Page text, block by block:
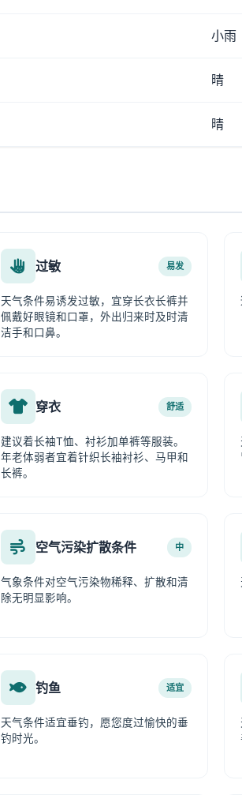
小雨
晴
晴
过敏 易发
天气条件易诱发过敏，宜穿长衣长裤并
佩戴好眼镜和口罩，外出归来时及时清
洁手和口鼻。
穿衣 舒适
建议着长袖T恤、衬衫加单裤等服装。
年老体弱者宜着针织长袖衬衫、马甲和
长裤。
空气污染扩散条件 中
气象条件对空气污染物稀释、扩散和清
除无明显影响。
钓鱼 适宜
天气条件适宜垂钓，愿您度过愉快的垂
钓时光。